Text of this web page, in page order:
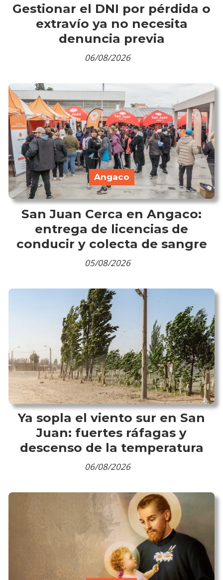
Gestionar el DNI por pérdida o
extravío ya no necesita
denuncia previa
06/08/2026
San Juan Cerca en Angaco:
entrega de licencias de
conducir y colecta de sangre
Angaco
05/08/2026
Ya sopla el viento sur en San
Juan: fuertes ráfagas y
descenso de la temperatura
06/08/2026